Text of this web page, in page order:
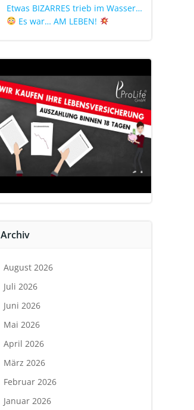
Etwas BIZARRES trieb im Wasser…
Es war… AM LEBEN!
Archiv
August 2026
Juli 2026
Juni 2026
Mai 2026
April 2026
März 2026
Februar 2026
Januar 2026